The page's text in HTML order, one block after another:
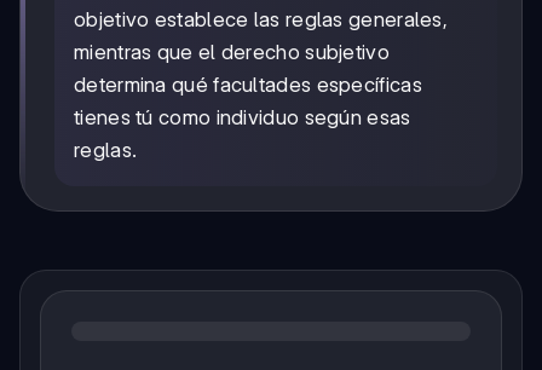
objetivo establece las reglas generales,
mientras que el derecho subjetivo
determina qué facultades específicas
tienes tú como individuo según esas
reglas.